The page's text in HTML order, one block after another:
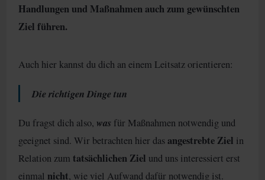
Handlungen und Maßnahmen auch zum gewünschten
Ziel führen.
Auch hier kannst du dich an einem Leitsatz orientieren:
Die richtigen Dinge tun
Du fragst dich also, was für Maßnahmen notwendig und
geeignet sind. Wir betrachten hier dasangestrebte Ziel in
Relation zumtatsächlichen Ziel und uns interessiert erst
einmal nicht, wie viel Aufwand dafür notwendig ist.